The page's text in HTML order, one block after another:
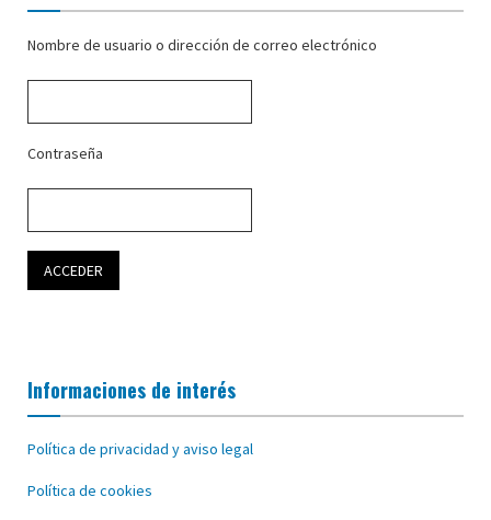
Nombre de usuario o dirección de correo electrónico
Contraseña
Informaciones de interés
Política de privacidad y aviso legal
Política de cookies